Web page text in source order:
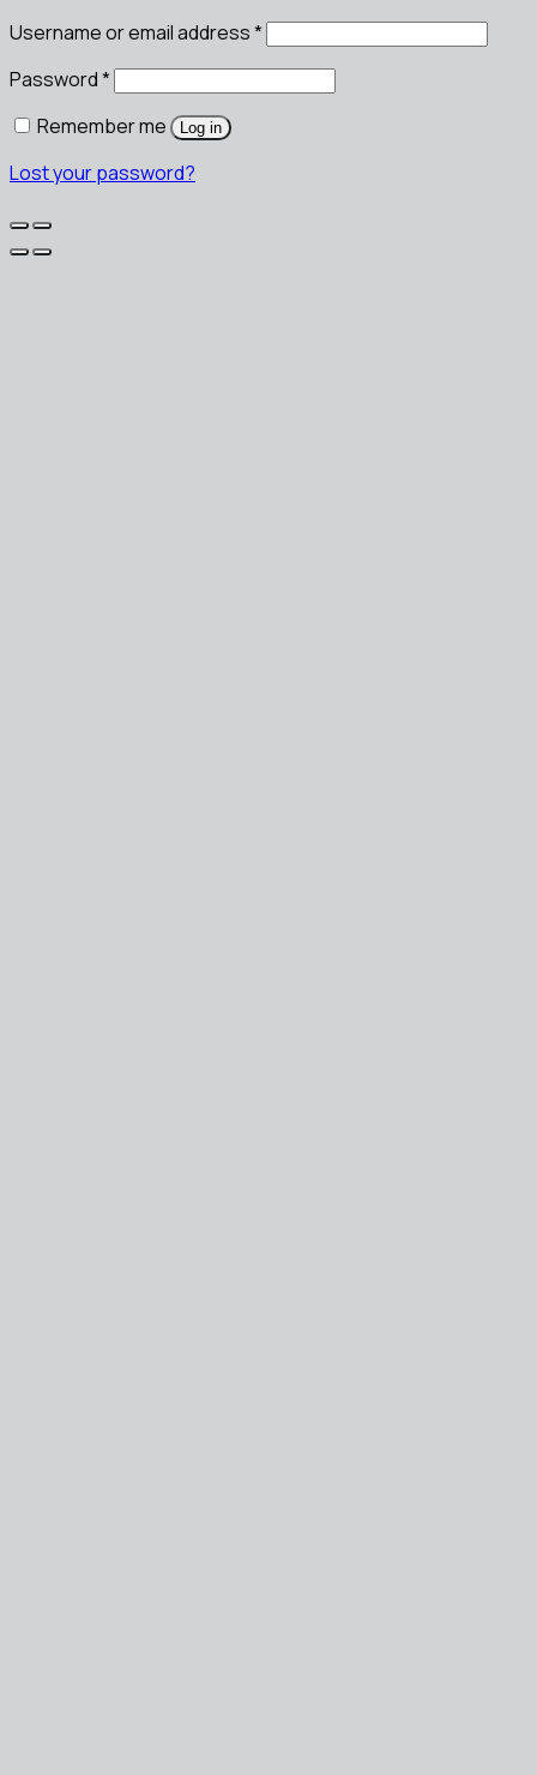
Username or email address*
Password*
Remember me
Log in
Lost your password?